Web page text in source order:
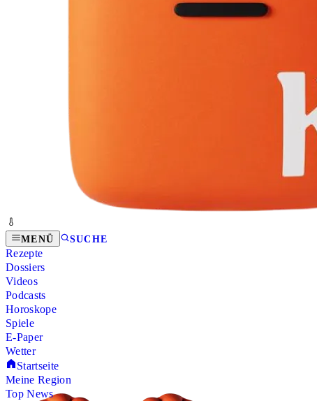
MENÜ SUCHE
Rezepte
Dossiers
Videos
Podcasts
Horoskope
Spiele
E-Paper
Wetter
Startseite
Meine Region
Top News